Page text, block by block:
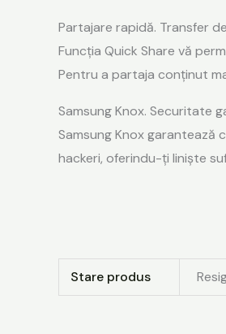
Partajare rapidă. Transfer
Funcția Quick Share vă
Pentru a partaja conținut
Samsung Knox. Securitate
Samsung Knox
hackeri, oferindu-ți liniște
Stare produs